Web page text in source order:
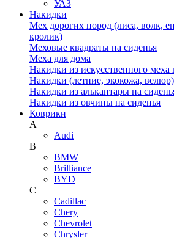
УАЗ
Накидки
Мех дорогих пород (лиса, волк,
кролик)
Меховые квадраты на сиденья
Меха для дома
Накидки из искусственного меха
Накидки (летние, экокожа, велюр)
Накидки из алькантары на
Накидки из овчины на сиденья
Коврики
A
Audi
B
BMW
Brilliance
BYD
C
Cadillac
Chery
Chevrolet
Chrysler